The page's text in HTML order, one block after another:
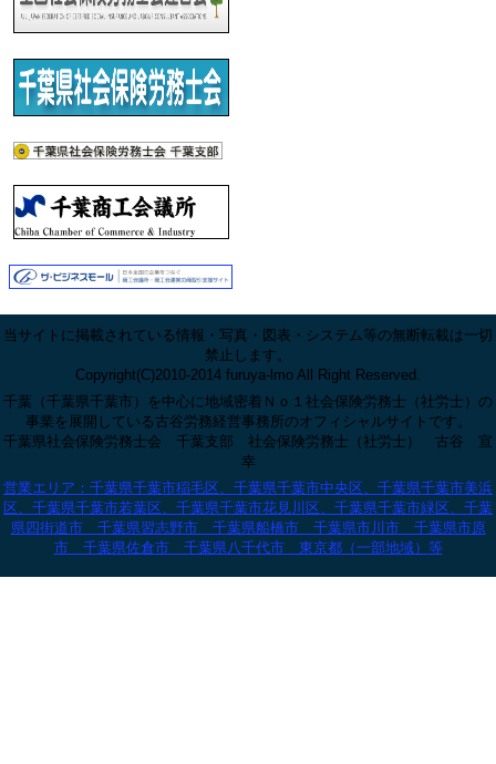
当サイトに掲載されている情報・写真・図表・システム等の無断転載は一切
禁止します。
Copyright(C)2010-2014 furuya-lmo All Right Reserved.
千葉（千葉県千葉市）を中心に地域密着Ｎｏ１社会保険労務士（社労士）の
事業を展開している古谷労務経営事務所のオフィシャルサイトです。
千葉県社会保険労務士会 千葉支部 社会保険労務士（社労士） 古谷 宣
幸
営業エリア：千葉県千葉市稲毛区、千葉県千葉市中央区、千葉県千葉市美浜
区、千葉県千葉市若葉区、千葉県千葉市花見川区、千葉県千葉市緑区、千葉
県四街道市 千葉県習志野市 千葉県船橋市 千葉県市川市 千葉県市原
市 千葉県佐倉市 千葉県八千代市 東京都（一部地域） 等